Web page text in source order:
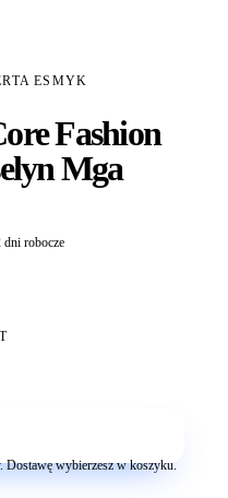
ESMYK
Fashion
Mga
dni robocze
Dostawę wybierzesz w koszyku.